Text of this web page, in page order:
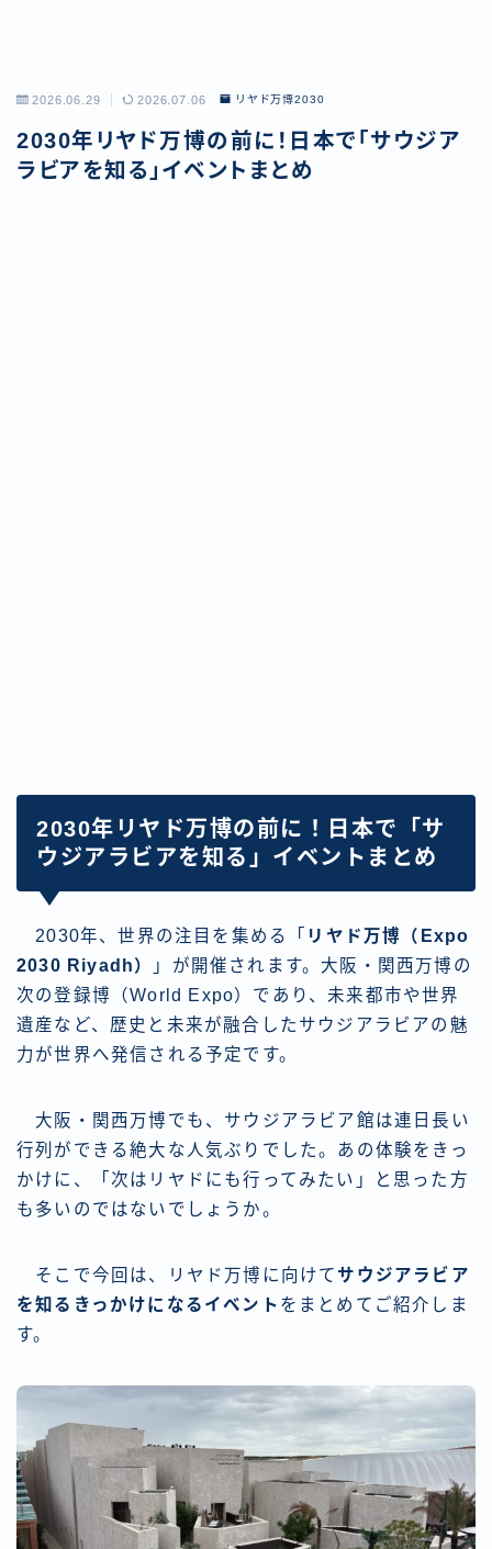
2026.06.29 2026.07.06 リヤド万博2030
2030年リヤド万博の前に！日本で「サウジア
ラビアを知る」イベントまとめ
2030年リヤド万博の前に！日本で「サ
ウジアラビアを知る」イベントまとめ
2030年、世界の注目を集める「 リヤド万博（Expo
2030 Riyadh）
」が開催されます。大阪・関西万博の
次の登録博（World Expo）であり、未来都市や世界
遺産など、歴史と未来が融合したサウジアラビアの魅
力が世界へ発信される予定です。
大阪・関西万博でも、サウジアラビア館は連日長い
行列ができる絶大な人気ぶりでした。あの体験をきっ
かけに、「次はリヤドにも行ってみたい」と思った方
も多いのではないでしょうか。
そこで今回は、リヤド万博に向けてサウジアラビア
を知るきっかけになるイベント をまとめてご紹介しま
す。